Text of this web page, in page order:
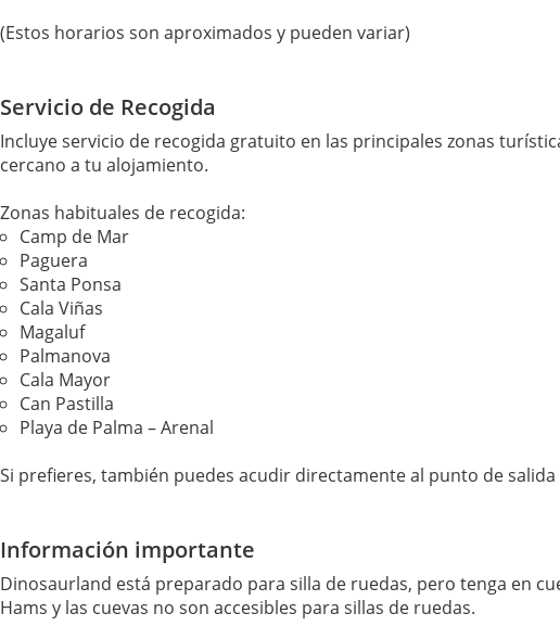
(Estos horarios son aproximados y pueden variar)
Servicio de Recogida
Incluye servicio de recogida gratuito en las principales zonas
cercano a tu alojamiento.
Zonas habituales de recogida:
Camp de Mar
Paguera
Santa Ponsa
Cala Viñas
Magaluf
Palmanova
Cala Mayor
Can Pastilla
Playa de Palma – Arenal
Si prefieres, también puedes acudir directamente al punto de salida
Información importante
Dinosaurland está preparado para silla de ruedas, pero tenga en
Hams y las cuevas no son accesibles para sillas de ruedas.